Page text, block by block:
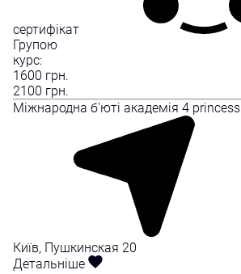
сертифікат
Групою
курс:
1600 грн.
2100 грн.
Міжнародна б'юті академія 4 princess
Київ, Пушкинская 20
Детальніше